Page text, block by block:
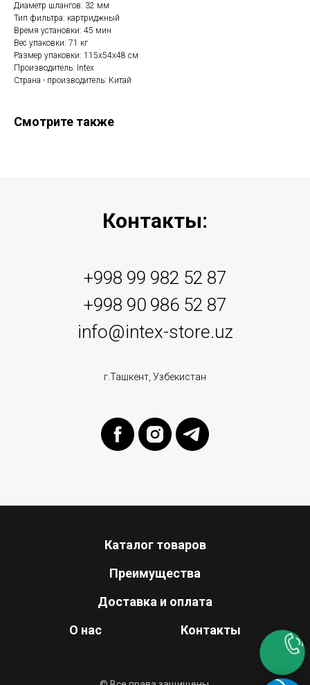
Диаметр шлангов: 32 мм
Тип фильтра: картриджный
Время установки: 45 мин
Вес упаковки: 71 кг
Размер упаковки: 115х54х48 см
Производитель: Intex
Страна - производитель: Китай
Смотрите также
Контакты:
+998 99 982 52 87
+998 90 986 52 87
info@intex-store.uz
г.Ташкент, Узбекистан
Каталог товаров
Преимущества
Доставка и оплата
О нас
Контакты